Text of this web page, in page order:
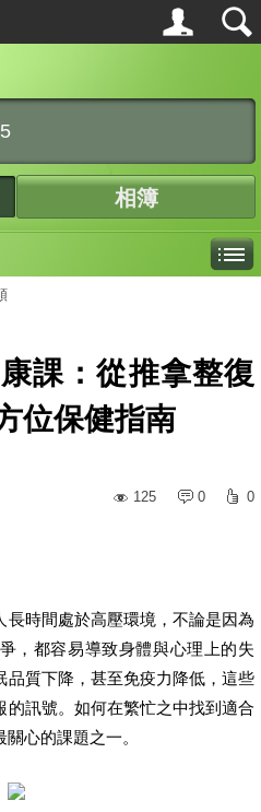
相簿
課：從推拿整復
位保健指南
125
0 0
時間處於高壓環境，不論是因為
，都容易導致身體與心理上的失
質下降，甚至免疫力降低，這些
訊號。如何在繁忙之中找到適合
心的課題之一。